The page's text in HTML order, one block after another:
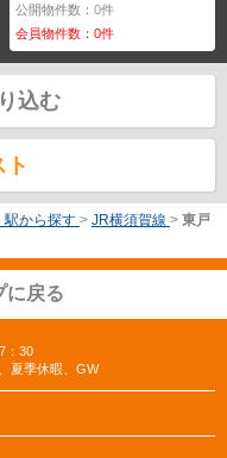
公開物件数：0件
会員物件数：0件
込む
駅から探す > JR横須賀線 > 東戸
に戻る
：30
夏季休暇、GW